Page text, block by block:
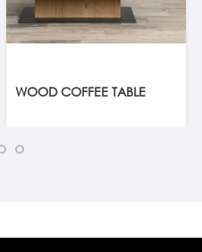
WOOD COFFEE TABLE